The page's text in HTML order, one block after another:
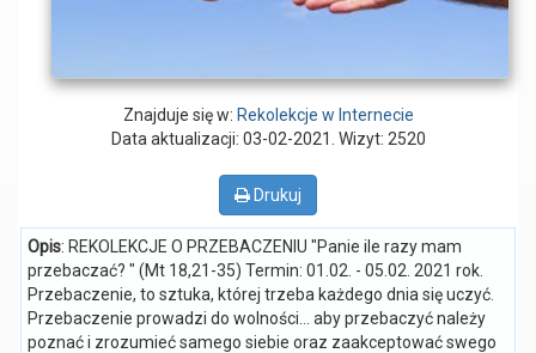
Znajduje się w: Rekolekcje w Internecie
Data aktualizacji: 03-02-2021 . Wizyt: 2520
Drukuj
Opis: REKOLEKCJE O PRZEBACZENIU "Panie ile razy mam
przebaczać? " (Mt 18,21-35) Termin: 01.02. - 05.02. 2021 rok.
Przebaczenie, to sztuka, której trzeba każdego dnia się uczyć.
Przebaczenie prowadzi do wolności… aby przebaczyć należy
poznać i zrozumieć samego siebie oraz zaakceptować swego